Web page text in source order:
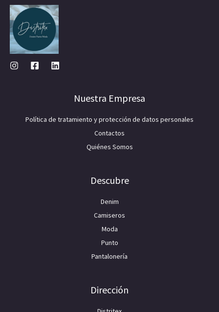
Nuestra Empresa
Política de tratamiento y protección de datos personales
Contactos
Quiénes Somos
Descubre
Denim
Camiseros
Moda
Punto
Pantalonería
Dirección